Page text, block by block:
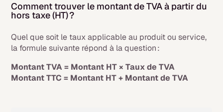
Comment trouver le montant de TVA à partir du
hors taxe (HT) ?
Quel que soit le taux applicable au produit ou service,
la formule suivante répond à la question :
Montant TVA = Montant HT × Taux de TVA
Montant TTC = Montant HT + Montant de TVA